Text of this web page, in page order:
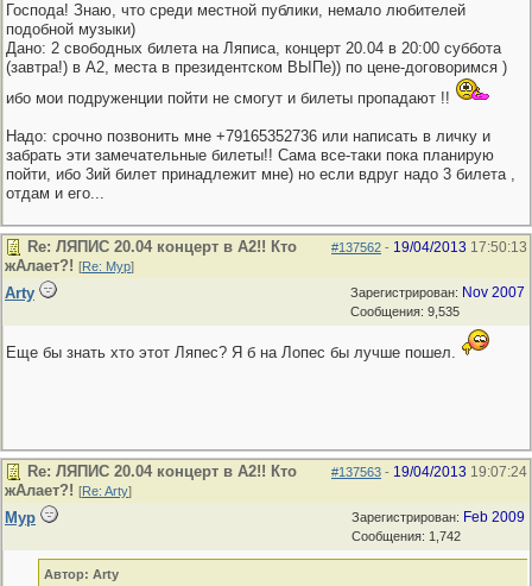
Господа! Знаю, что среди местной публики, немало любителей
подобной музыки)
Дано: 2 свободных билета на Ляписа, концерт 20.04 в 20:00 суббота
(завтра!) в А2, места в президентском ВЫПе)) по цене-договоримся )
ибо мои подруженции пойти не смогут и билеты пропадают !!
Надо: срочно позвонить мне +79165352736 или написать в личку и
забрать эти замечательные билеты!! Сама все-таки пока планирую
пойти, ибо 3ий билет принадлежит мне) но если вдруг надо 3 билета ,
отдам и его...
#137562 - 19/04/2013 17:50:13
Re: ЛЯПИС 20.04 концерт в А2!! Кто
жАлает?! [Re: Мур]
Зарегистрирован: Nov 2007
Сообщения: 9,535
Arty
Еще бы знать хто этот Ляпес? Я б на Лопес бы лучше пошел.
#137563 - 19/04/2013 19:07:24
Re: ЛЯПИС 20.04 концерт в А2!! Кто
жАлает?! [Re: Arty]
Зарегистрирован: Feb 2009
Сообщения: 1,742
Мур
Автор: Arty